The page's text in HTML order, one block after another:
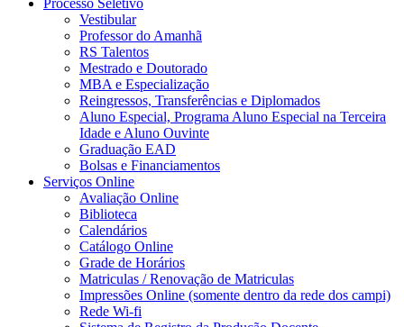
Vestibular
Professor do Amanhã
RS Talentos
Mestrado e Doutorado
MBA e Especialização
Reingressos, Transferências e Diplomados
Aluno Especial, Programa Aluno Especial na Terceira
Idade e Aluno Ouvinte
Graduação EAD
Bolsas e Financiamentos
Serviços Online
Avaliação Online
Biblioteca
Calendários
Catálogo Online
Grade de Horários
Matriculas / Renovação de Matriculas
Impressões Online (somente dentro da rede dos campi)
Rede Wi-fi